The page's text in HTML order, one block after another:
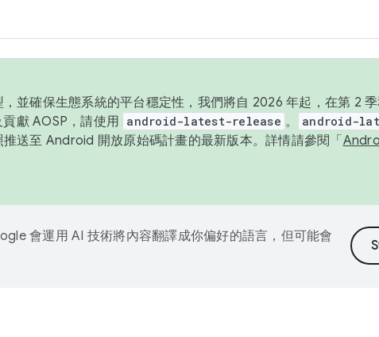
並確保生態系統的平台穩定性，我們將自 2026 年起，在第 2
獻 AOSP，請使用 android-latest-release 。 android-
送至 Android 開放原始碼計畫的最新版本。詳情請參閱「
會運用 AI 技術將內容翻譯成你偏好的語言，但可能會